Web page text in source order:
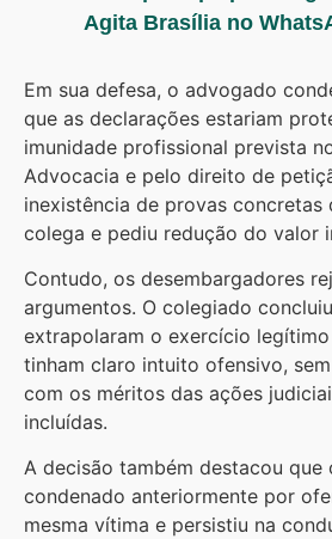
Agita Brasília no
Em sua defesa, o advogado
que as declarações estariam
imunidade profissional prevista
Advocacia e pelo direito de
inexistência de provas concretas
colega e pediu redução do valor
Contudo, os desembargadores
argumentos. O colegiado
extrapolaram o exercício
tinham claro intuito ofensivo,
com os méritos das ações
incluídas.
A decisão também destacou que
condenado anteriormente por
mesma vítima e persistiu na